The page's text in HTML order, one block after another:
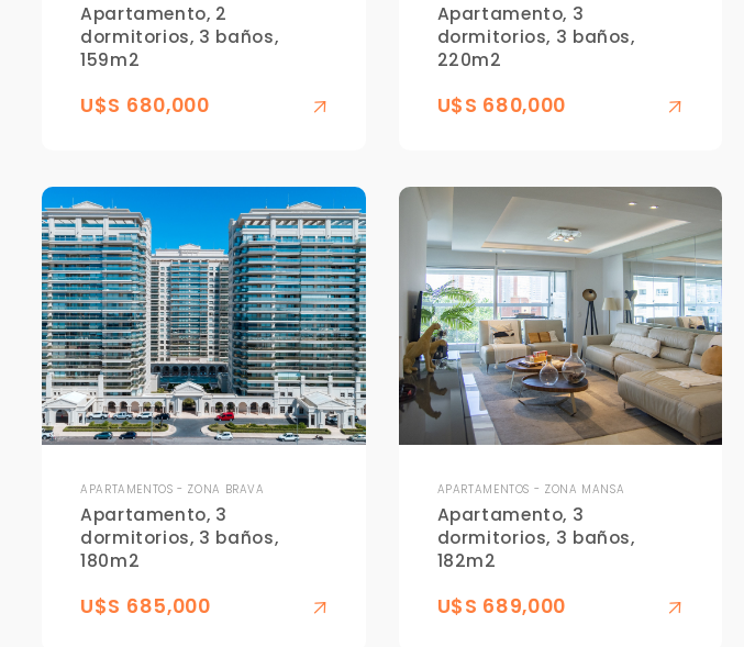
Apartamento, 2
dormitorios, 3 baños,
159m2
U$S 680,000
Apartamento, 3
dormitorios, 3 baños,
220m2
U$S 680,000
APARTAMENTOS - ZONA BRAVA
Apartamento, 3
dormitorios, 3 baños,
180m2
U$S 685,000
APARTAMENTOS - ZONA MANSA
Apartamento, 3
dormitorios, 3 baños,
182m2
U$S 689,000